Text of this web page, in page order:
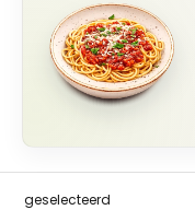
geselecteerd